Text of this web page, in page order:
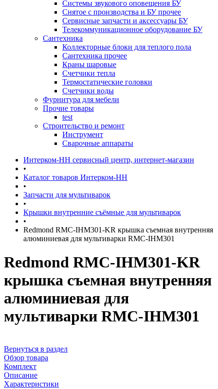
Системы звукового оповещения БУ
Снятое с производства и БУ прочее
Сервисные запчасти и аксессуары БУ
Телекоммуникационное оборудование БУ
Сантехника
Коллекторные блоки для теплого пола
Сантехника прочее
Краны шаровые
Счетчики тепла
Термоcтатические головки
Счетчики воды
Фурнитура для мебели
Прочие товары
test
Строительство и ремонт
Инструмент
Сварочные аппараты
Интерком-НН сервисный центр, интернет-магазин
•
Каталог товаров Интерком-НН
•
Запчасти для мультиварок
•
Крышки внутренние съёмные для мультиварок
•
Redmond RMC-IHM301-KR крышка съемная внутренняя
алюминиевая для мультиварки RMC-IHМ301
Redmond RMC-IHM301-KR
крышка съемная внутренняя
алюминиевая для
мультиварки RMC-IHМ301
Вернуться в раздел
Обзор товара
Комплект
Описание
Характеристики